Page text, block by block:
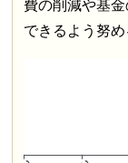
費の削減や基
できるよう努め